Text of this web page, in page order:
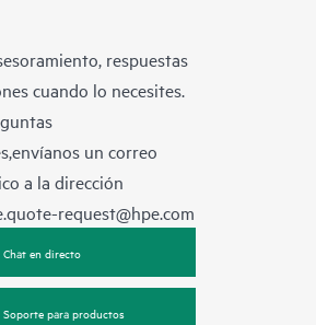
respuestas
cuando lo necesites.
un correo
a la dirección
request@hpe.com
Chat en directo
Soporte para productos